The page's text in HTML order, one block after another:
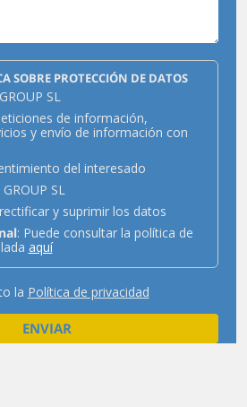
SOBRE PROTECCIÓN DE DATOS
SL
de información,
y envío de información con
del interesado
SL
y suprimir los datos
: Puede consultar la política de
aquí
la Política de privacidad